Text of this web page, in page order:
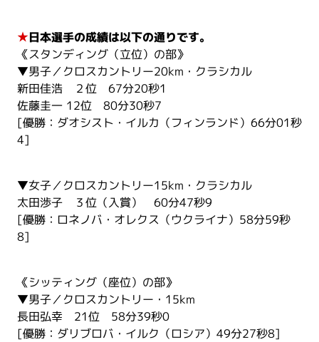
★日本選手の成績は以下の通りです。
《スタンディング（立位）の部》
▼男子／クロスカントリー20km・クラシカル
新田佳浩 ２位 67分20秒1
佐藤圭一 12位 80分30秒7
[優勝：ダオシスト・イルカ（フィンランド）66分01秒
4]
▼女子／クロスカントリー15km・クラシカル
太田渉子 ３位（入賞） 60分47秒9
[優勝：ロネノバ・オレクス（ウクライナ）58分59秒
8]
《シッティング（座位）の部》
▼男子／クロスカントリー・15km
長田弘幸 21位 58分39秒0
[優勝：ダリブロバ・イルク（ロシア）49分27秒8]